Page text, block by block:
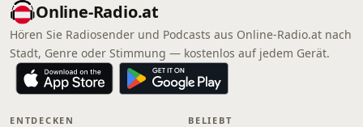
Online‑Radio.at
Hören Sie Radiosender und Podcasts aus Online‑Radio.at nach
Stadt, Genre oder Stimmung — kostenlos auf jedem Gerät.
ENTDECKEN BELIEBT